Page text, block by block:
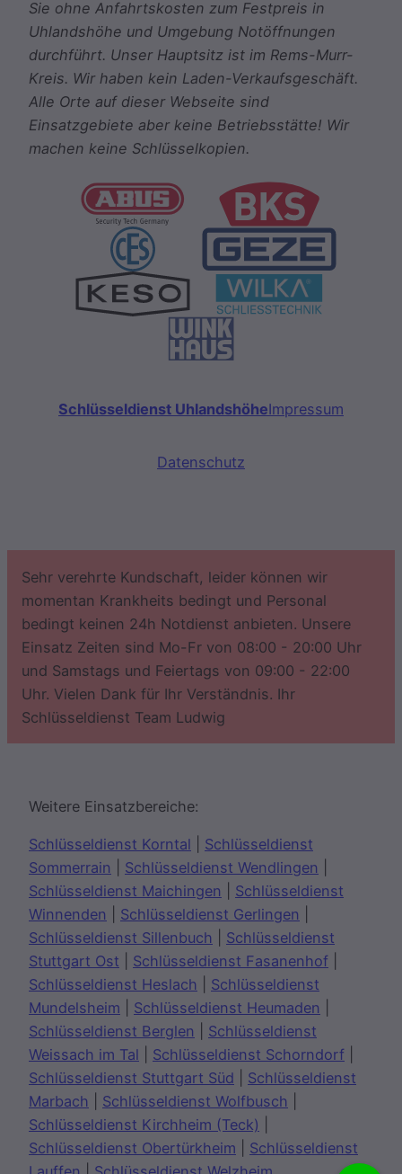
Sie ohne Anfahrtskosten zum Festpreis in
Uhlandshöhe und Umgebung Notöffnungen
durchführt. Unser Hauptsitz ist im Rems-Murr-
Kreis. Wir haben kein Laden-Verkaufsgeschäft.
Alle Orte auf dieser Webseite sind
Einsatzgebiete aber keine Betriebsstätte! Wir
machen keine Schlüsselkopien.
Schlüsseldienst UhlandshöheImpressum
Datenschutz
Sehr verehrte Kundschaft, leider können wir
momentan Krankheits bedingt und Personal
bedingt keinen 24h Notdienst anbieten. Unsere
Einsatz Zeiten sind Mo-Fr von 08:00 - 20:00 Uhr
und Samstags und Feiertags von 09:00 - 22:00
Uhr. Vielen Dank für Ihr Verständnis. Ihr
Schlüsseldienst Team Ludwig
Weitere Einsatzbereiche:
Schlüsseldienst Korntal
Schlüsseldienst
Sommerrain
Schlüsseldienst Wendlingen
Schlüsseldienst Maichingen
Schlüsseldienst
Winnenden
Schlüsseldienst Gerlingen
Schlüsseldienst Sillenbuch
Schlüsseldienst
Stuttgart Ost
Schlüsseldienst Fasanenhof
Schlüsseldienst Heslach
Schlüsseldienst
Mundelsheim
Schlüsseldienst Heumaden
Schlüsseldienst Berglen
Schlüsseldienst
Weissach im Tal
Schlüsseldienst Schorndorf
Schlüsseldienst Stuttgart Süd
Schlüsseldienst
Marbach
Schlüsseldienst Wolfbusch
Schlüsseldienst Kirchheim (Teck)
Schlüsseldienst Obertürkheim
Schlüsseldienst